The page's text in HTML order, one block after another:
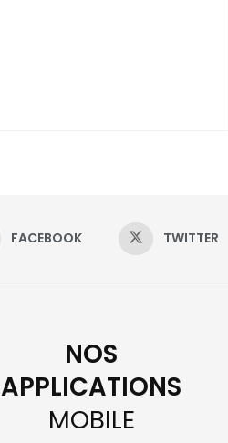
FACEBOOK TWITTER
NOS
APPLICATIONS
MOBILE